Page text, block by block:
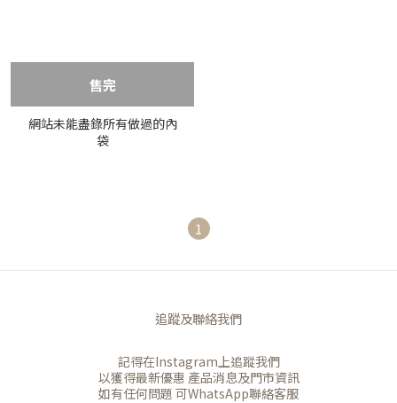
售完
網站未能盡錄所有做過的內
袋
1
追蹤及聯絡我們
記得在Instagram上追蹤我們
以獲得最新優惠 產品消息及門市資訊
如有任何問題 可WhatsApp聯絡客服